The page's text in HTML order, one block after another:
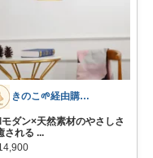
きのこ🌱経由購入感謝です🤍ྀི
モダン×天然素材のやさしさ
される ...